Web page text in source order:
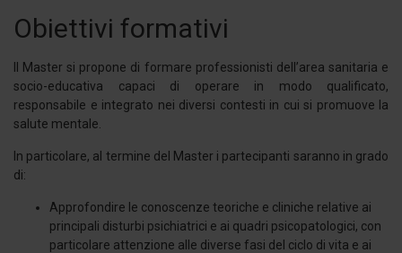
Obiettivi formativi
Il Master si propone di formare professionisti dell’area sanitaria e
socio-educativa capaci di operare in modo qualificato,
responsabile e integrato nei diversi contesti in cui si promuove la
salute mentale.
In particolare, al termine del Master i partecipanti saranno in grado
di:
Approfondire le conoscenze teoriche e cliniche relative ai
principali disturbi psichiatrici e ai quadri psicopatologici, con
particolare attenzione alle diverse fasi del ciclo di vita e ai